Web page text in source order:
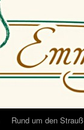
Rund um den Strauß